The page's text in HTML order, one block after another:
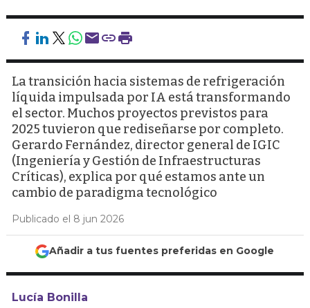
La transición hacia sistemas de refrigeración
líquida impulsada por IA está transformando
el sector. Muchos proyectos previstos para
2025 tuvieron que rediseñarse por completo.
Gerardo Fernández, director general de IGIC
(Ingeniería y Gestión de Infraestructuras
Críticas), explica por qué estamos ante un
cambio de paradigma tecnológico
Publicado el 8 jun 2026
Añadir a tus fuentes preferidas en Google
Lucía Bonilla